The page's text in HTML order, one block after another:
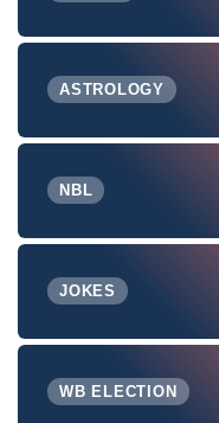
ASTROLOGY
NBL
JOKES
WB ELECTION